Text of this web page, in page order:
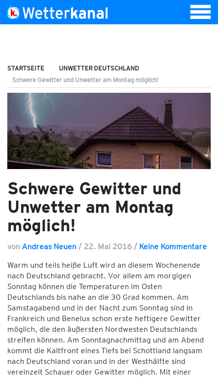
STARTSEITE
UNWETTER DEUTSCHLAND
Schwere Gewitter und Unwetter am Montag möglich!
Schwere Gewitter und
Unwetter am Montag
möglich!
von Andreas Neuen / 22. Mai 2016 / Keine Kommentare
Warm und teils heiße Luft wird an diesem Wochenende
nach Deutschland gebracht. Vor allem am morgigen
Sonntag können die Temperaturen im Osten
Deutschlands bis nahe an die 30 Grad kommen. Am
Samstagabend und in der Nacht zum Sonntag sind in
Frankreich und Benelux schon erste heftigere Gewitter
möglich, die den äußersten Nordwesten Deutschlands
streifen können. Am Sonntagnachmittag und am Abend
kommt die Kaltfront eines Tiefs bei Schottland langsam
nach Deutschland voran und in der Westhälfte sind
vereinzelt Schauer oder Gewitter möglich. Mit einer